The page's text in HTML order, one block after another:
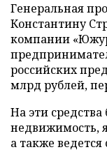
Генеральная
Константину
компании
российских
млрд рублей,
На эти
недвижимость,
а также